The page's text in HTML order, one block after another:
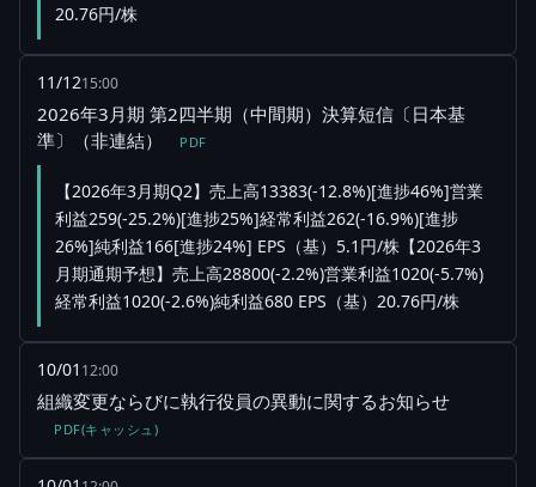
20.76円/株
11/1215:00
2026年3月期 第2四半期（中間期）決算短信〔日本基
準〕（非連結）
PDF
【2026年3月期Q2】売上高13383(-12.8%)[進捗46%]営業
利益259(-25.2%)[進捗25%]経常利益262(-16.9%)[進捗
26%]純利益166[進捗24%] EPS（基）5.1円/株【2026年3
月期通期予想】売上高28800(-2.2%)営業利益1020(-5.7%)
経常利益1020(-2.6%)純利益680 EPS（基）20.76円/株
10/01 12:00
組織変更ならびに執行役員の異動に関するお知らせ
PDF(キャッシュ)